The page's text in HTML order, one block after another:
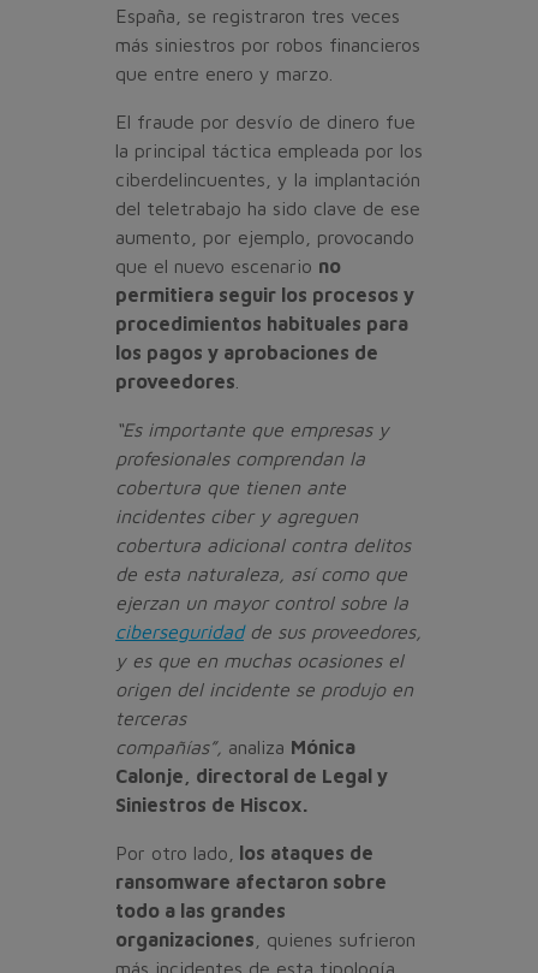
España, se registraron tres veces
más siniestros por robos financieros
que entre enero y marzo.
El fraude por desvío de dinero fue
la principal táctica empleada por los
ciberdelincuentes, y la implantación
del teletrabajo ha sido clave de ese
aumento, por ejemplo, provocando
que el nuevo escenario no
permitiera seguir los procesos y
procedimientos habituales para
los pagos y aprobaciones de
proveedores
“Es importante que empresas y
profesionales comprendan la
cobertura que tienen ante
incidentes ciber y agreguen
cobertura adicional contra delitos
de esta naturaleza, así como que
ejerzan un mayor control sobre la
ciberseguridadde sus proveedores,
y es que en muchas ocasiones el
origen del incidente se produjo en
terceras
compañías”, analiza Mónica
Calonje, directoral de Legal y
Siniestros de Hiscox.
Por otro lado,
los ataques de
ransomware afectaron sobre
todo a las grandes
organizaciones , quienes sufrieron